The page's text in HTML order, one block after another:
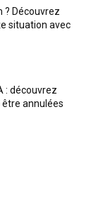
? Découvrez
situation avec
: découvrez
annulées